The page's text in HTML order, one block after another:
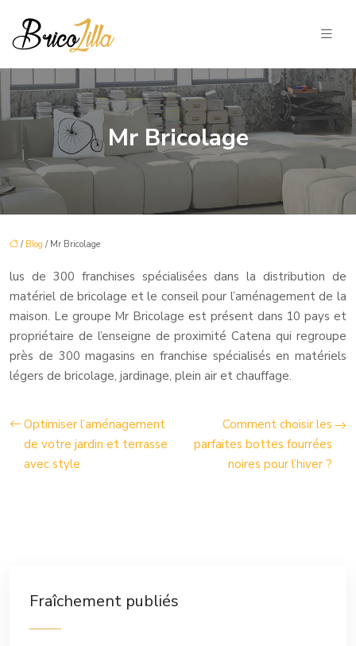
Mr Bricolage
/ Blog / Mr Bricolage
lus de 300 franchises spécialisées dans la distribution de
matériel de bricolage et le conseil pour l’aménagement de la
maison. Le groupe Mr Bricolage est présent dans 10 pays et
propriétaire de l’enseigne de proximité Catena qui regroupe
près de 300 magasins en franchise spécialisés en matériels
légers de bricolage, jardinage, plein air et chauffage.
Optimiser l’aménagement
de votre jardin et terrasse
avec style
Comment choisir les
parfaites bottes fourrées
noires pour l’hiver ?
Fraîchement publiés